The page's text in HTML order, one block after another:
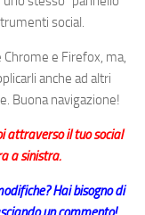
social.
e Firefox, ma,
anche ad altri
Buona navigazione!
attraverso il tuo social
a sinistra.
Hai bisogno di